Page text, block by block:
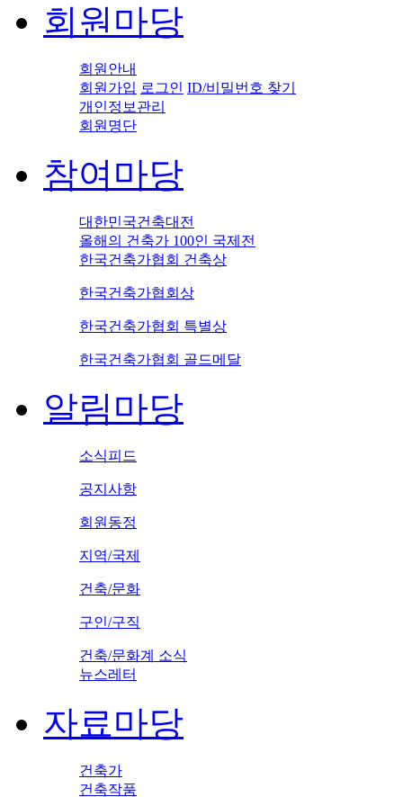
회원마당
회원안내
회원가입 로그인 ID/비밀번호 찾기
개인정보관리
회원명단
참여마당
대한민국건축대전
올해의 건축가 100인 국제전
한국건축가협회 건축상
한국건축가협회상
한국건축가협회 특별상
한국건축가협회 골드메달
알림마당
소식피드
공지사항
회원동정
지역/국제
건축/문화
구인/구직
건축/문화계 소식
뉴스레터
자료마당
건축가
건축작품